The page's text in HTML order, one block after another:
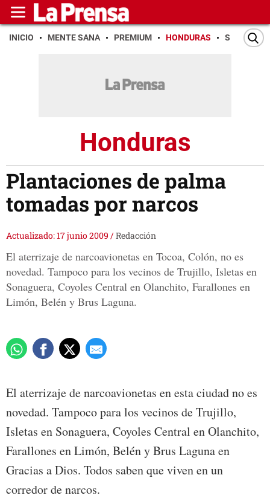
INICIO MENTE SANA PREMIUM HONDURAS SAN PEDRO
Honduras
Plantaciones de palma
tomadas por narcos
Actualizado: 17 junio 2009 /Redacción
El aterrizaje de narcoavionetas en Tocoa, Colón, no es
novedad. Tampoco para los vecinos de Trujillo, Isletas en
Sonaguera, Coyoles Central en Olanchito, Farallones en
Limón, Belén y Brus Laguna.
El aterrizaje de narcoavionetas en esta ciudad no es
novedad. Tampoco para los vecinos de Trujillo,
Isletas en Sonaguera, Coyoles Central en Olanchito,
Farallones en Limón, Belén y Brus Laguna en
Gracias a Dios. Todos saben que viven en un
corredor de narcos.